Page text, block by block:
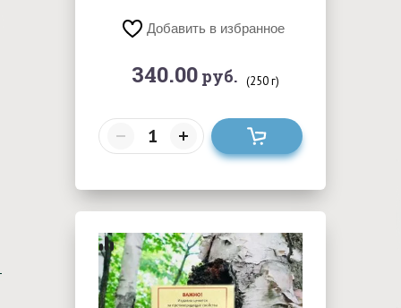
Добавить в избранное
340.00руб. (250 г)